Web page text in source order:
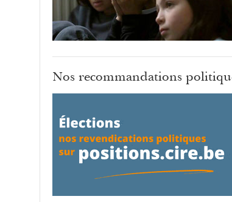
Nos recommandations